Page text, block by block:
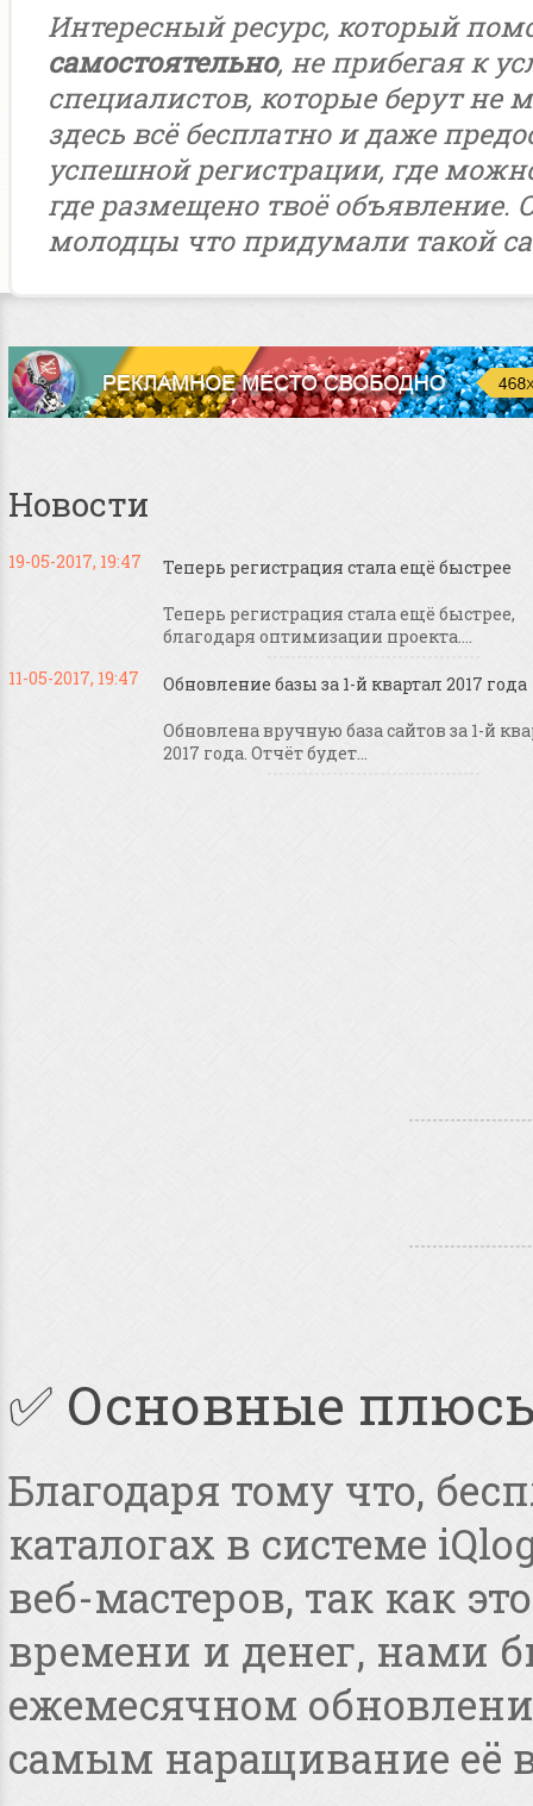
Интересный ресурс, который
самостоятельно, не прибегая к
специалистов, которые берут не
здесь всё бесплатно и даже
успешной регистрации, где
где размещено твоё объявление.
молодцы что придумали такой
Новости
19-05-2017, 19:47 Теперь регистрация стала ещё быстрее
Теперь регистрация стала ещё быстрее,
благодаря оптимизации проекта....
11-05-2017, 19:47
Обновление базы за 1-й квартал 2017 года
Обновлена вручную база сайтов за 1-й
2017 года. Отчёт будет...
✅ Основные
Благодаря тому что,
каталогах в системе
веб-мастеров, так как
времени и денег, нами
ежемесячном
самым наращивание её